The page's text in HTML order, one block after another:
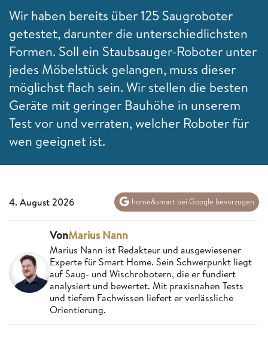
Wir haben bereits über 125 Saugroboter
getestet, darunter die unterschiedlichsten
Formen. Soll ein Staubsauger-Roboter unter
jedes Möbelstück gelangen, muss dieser
möglichst flach sein. Wir stellen die besten
Geräte mit geringer Bauhöhe in unserem
Test vor und verraten, welcher Roboter für
wen geeignet ist.
4. August 2026 home&smart bei Google bevorzugen
VonMarius Nann
Marius Nann ist Redakteur und ausgewiesener
Experte für Smart Home. Sein Schwerpunkt liegt
auf Saug- und Wischrobotern, die er fundiert
analysiert und bewertet. Mit praxisnahen Tests
und tiefem Fachwissen liefert er verlässliche
Orientierung.